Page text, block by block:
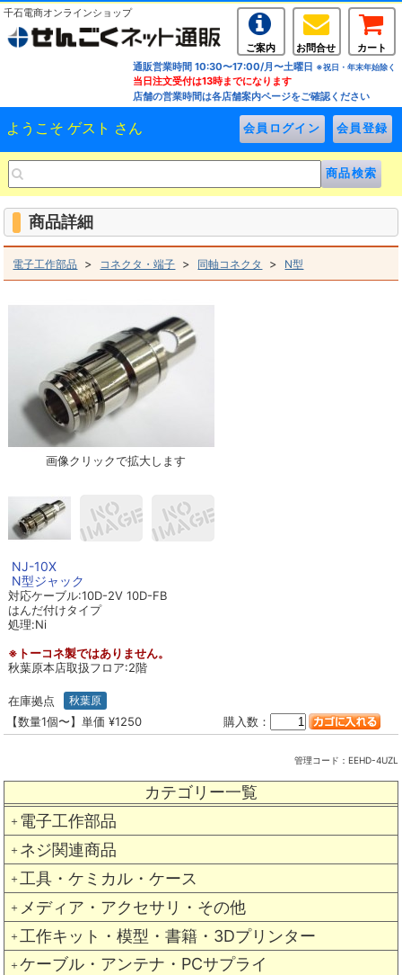
千石電商オンラインショップ
ご案内 お問合せ
カート
通販営業時間 10:30〜17:00/月〜土曜日 ※祝日・年末年始除く
当日注文受付は13時までになります
店舗の営業時間は各店舗案内ページをご確認ください
ようこそ ゲスト さん
カテゴリー一覧
＋ 電子工作部品
＋ ネジ関連商品
＋ 工具・ケミカル・ケース
＋ メディア・アクセサリ・その他
＋ 工作キット・模型・書籍・3Dプリンター
＋ ケーブル・アンテナ・PCサプライ
商品詳細
電子工作部品 > コネクタ・端子 > 同軸コネクタ > N型
画像クリックで拡大します
NJ-10X
N型ジャック
対応ケーブル:10D-2V 10D-FB
はんだ付けタイプ
処理:Ni
※トーコネ製ではありません。
秋葉原本店取扱フロア:2階
在庫拠点 秋葉原
【数量1個〜】単価 ¥1250 購入数：
管理コード： EEHD-4UZL